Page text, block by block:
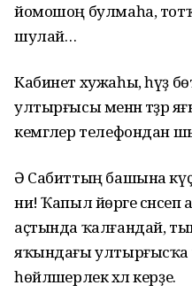
йомошоң булмаһа,
шулай…
Кабинет хужаһы, һүҙ
ултырғысы менән тәҙрә
кемгәлер телефондан
Ә Сабиттың башына
ни! Ҡапыл йөрәге
аҫтында ҡалғандай,
яҡындағы ултырғысҡа
һөйләшерлек хәл керҙе.